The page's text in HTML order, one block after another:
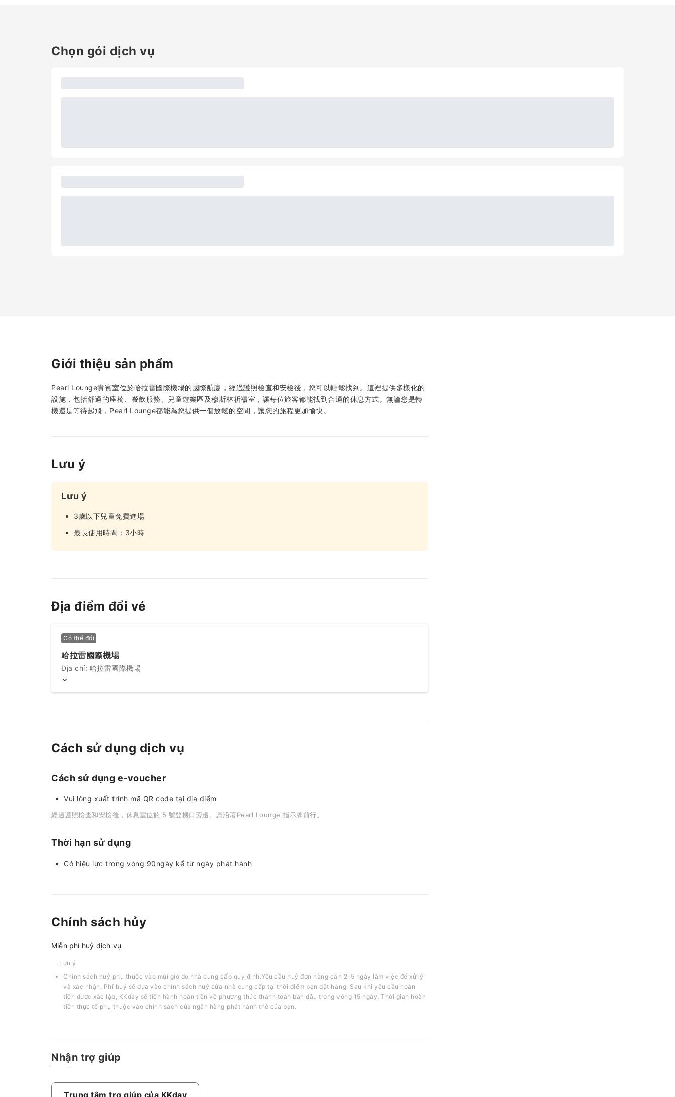
Chọn gói dịch vụ
Giới thiệu sản phẩm
Pearl Lounge貴賓室位於哈拉雷國際機場的國際航廈，經過護照檢查和安檢後，您可以輕鬆找到。這裡提供多樣化的
設施，包括舒適的座椅、餐飲服務、兒童遊樂區及穆斯林祈禱室，讓每位旅客都能找到合適的休息方式。無論您是轉
機還是等待起飛，Pearl Lounge都能為您提供一個放鬆的空間，讓您的旅程更加愉快。
Lưu ý
Lưu ý
3歲以下兒童免費進場
最長使用時間：3小時
Địa điểm đổi vé
Có thể đổi
哈拉雷國際機場
Địa chỉ: 哈拉雷國際機場
Cách sử dụng dịch vụ
Cách sử dụng e-voucher
Vui lòng xuất trình mã QR code tại địa điểm
經過護照檢查和安檢後，休息室位於 5 號登機口旁邊。請沿著Pearl Lounge 指示牌前行。
Thời hạn sử dụng
Có hiệu lực trong vòng 90ngày kể từ ngày phát hành
Chính sách hủy
Miễn phí huỷ dịch vụ
Lưu ý
Chính sách huỷ phụ thuộc vào múi giờ do nhà cung cấp quy định.Yêu cầu huỷ đơn hàng cần 2-5 ngày làm việc để xử lý
và xác nhận, Phí huỷ sẽ dựa vào chính sách huỷ của nhà cung cấp tại thời điểm bạn đặt hàng. Sau khi yêu cầu hoàn
tiền được xác lập, KKday sẽ tiến hành hoàn tiền về phương thức thanh toán ban đầu trong vòng 15 ngày. Thời gian hoàn
tiền thực tế phụ thuộc vào chính sách của ngân hàng phát hành thẻ của bạn.
Nhận trợ giúp
Trung tâm trợ giúp của KKday